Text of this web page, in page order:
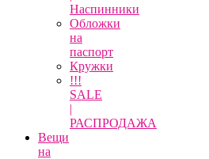
Наспинники
Обложки
на
паспорт
Кружки
!!!
SALE
|
РАСПРОДАЖА
Вещи
на